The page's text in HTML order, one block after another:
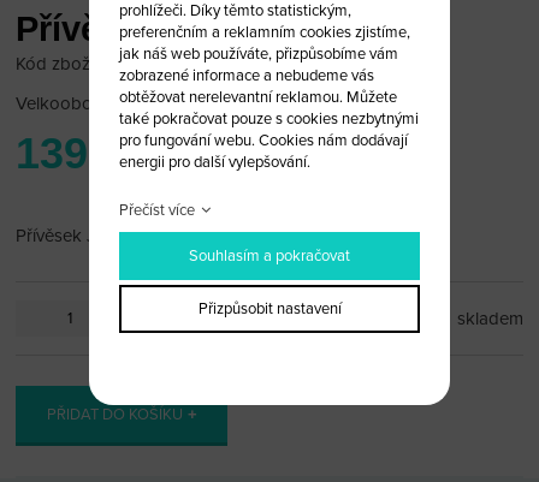
Přívěsek Jaguar
Kód zboží: JAG_PR01
Velkoobchodní cena: po přihlášení
139 Kč
Přívěsek Jaguar
skladem
PŘIDAT DO KOŠÍKU
prohlížeči. Díky těmto statistickým,
preferenčním a reklamním cookies zjistíme,
jak náš web používáte, přizpůsobíme vám
zobrazené informace a nebudeme vás
obtěžovat nerelevantní reklamou. Můžete
také pokračovat pouze s cookies nezbytnými
pro fungování webu. Cookies nám dodávají
energii pro další vylepšování.
Přečíst více
Souhlasím a pokračovat
Přizpůsobit nastavení